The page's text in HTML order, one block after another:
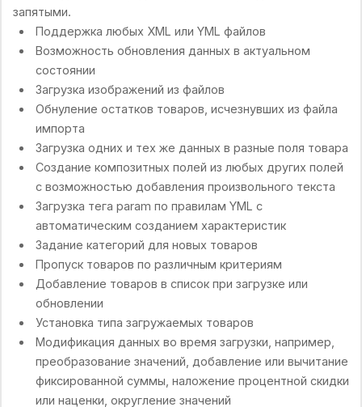
запятыми.
Поддержка любых XML или YML файлов
Возможность обновления данных в актуальном
состоянии
Загрузка изображений из файлов
Обнуление остатков товаров, исчезнувших из файла
импорта
Загрузка одних и тех же данных в разные поля товара
Создание композитных полей из любых других полей
с возможностью добавления произвольного текста
Загрузка тега param по правилам YML с
автоматическим созданием характеристик
Задание категорий для новых товаров
Пропуск товаров по различным критериям
Добавление товаров в список при загрузке или
обновлении
Установка типа загружаемых товаров
Модификация данных во время загрузки, например,
преобразование значений, добавление или вычитание
фиксированной суммы, наложение процентной скидки
или наценки, округление значений